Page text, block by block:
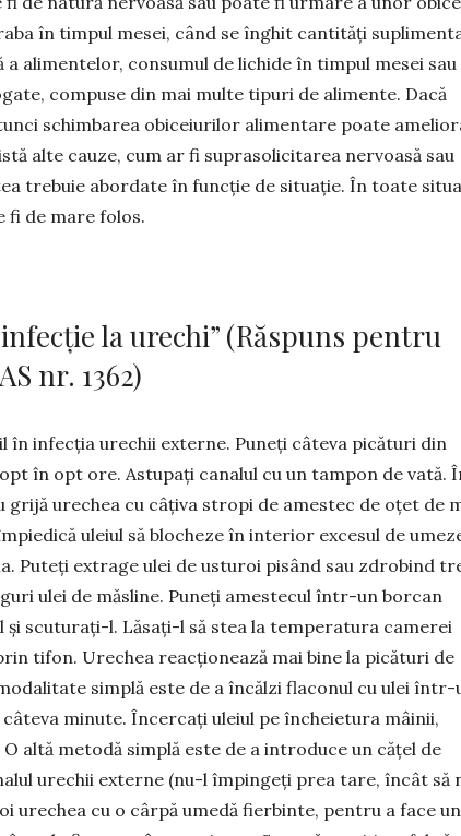
în timpul mesei, când se înghit cantități
alimen­telor, consumul de lichide în tim­pul mesei sau
compuse din mai multe tipuri de alimente. Dacă
schimbarea obiceiurilor alimentare poate
alte cauze, cum ar fi suprasolicitarea nervoasă sau
trebuie abor­date în funcție de situație. În toate
fi de mare folos.
la urechi” (Răspuns pentru
nr. 1362)
în infecția ure­chii ex­terne. Puneți câteva pică­turi din
în opt ore. Astupați ca­nalul cu un tampon de vată.
grijă urechea cu câțiva stropi de amestec de oțet de
uleiul să blocheze în interior ex­ce­sul de
Pu­teți extra­ge ulei de usturoi pisând sau zdro­bind
ulei de măsline. Puneți ames­tecul într-un bor­can
scutura­ți-l. Lăsați-l să stea la tempe­ra­tura camerei
tifon. Urechea reacțio­nează mai bine la pi­că­turi de
simplă este de a încălzi flaconul cu ulei într-
mi­nute. Încercați uleiul pe încheie­tura mâinii,
altă metodă simplă este de a intro­duce un cățel de
urechii externe (nu-l împingeți prea tare, încât să
urechea cu o cârpă umedă fierbinte, pentru a face